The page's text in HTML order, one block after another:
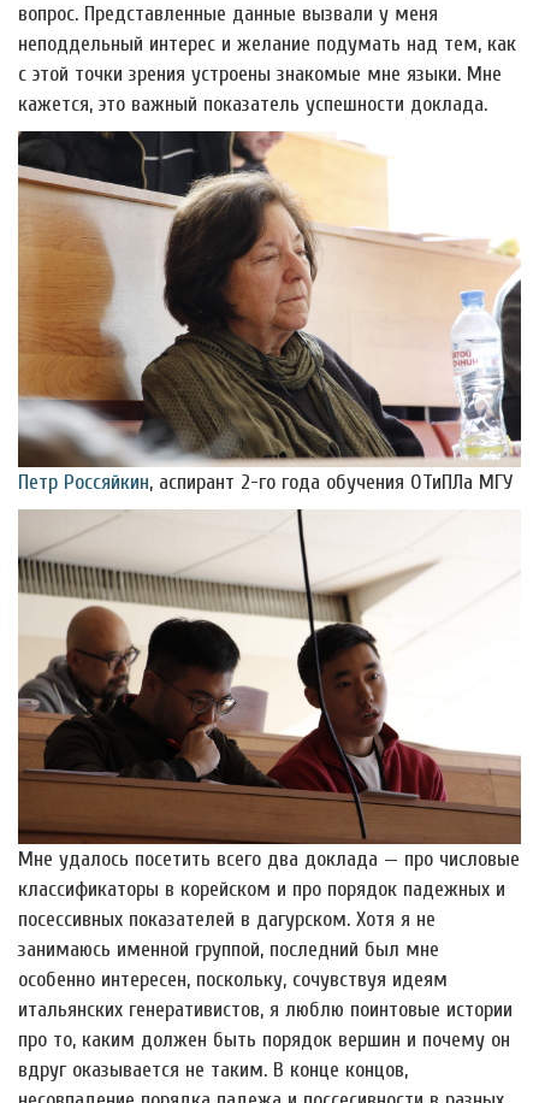
вопрос. Представленные данные вызвали у меня
неподдельный интерес и желание подумать над тем, как
с этой точки зрения устроены знакомые мне языки. Мне
кажется, это важный показатель успешности доклада.
Петр Россяйкин, аспирант 2-го года обучения ОТиПЛа МГУ
Мне удалось посетить всего два доклада — про числовые
классификаторы в корейском и про порядок падежных и
посессивных показателей в дагурском. Хотя я не
занимаюсь именной группой, последний был мне
особенно интересен, поскольку, сочувствуя идеям
итальянских генеративистов, я люблю поинтовые истории
про то, каким должен быть порядок вершин и почему он
вдруг оказывается не таким. В конце концов,